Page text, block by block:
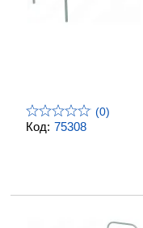
Код: 75308
(0)